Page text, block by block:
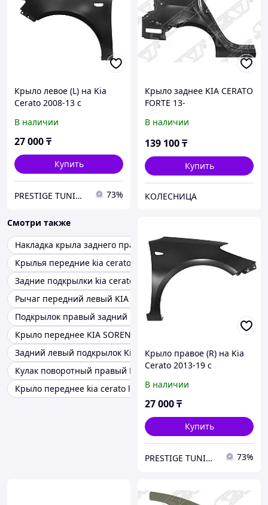
Крыло левое (L) на Kia
Cerato 2008-13 с
В наличии
27 000₸
Купить
PRESTIGE TUNING 73%
Крыло заднее KIA CERATO
FORTE 13-
В наличии
139 100₸
Купить
КОЛЕСНИЦА
Смотри также
Накладка крыла заднего правого kia sportage
Крылья передние kia cerato
Задние подкрылки kia cerato
Рычаг передний левый KIA Cerato I
Подкрылок правый задний kia sorento
Крыло переднее KIA SORENTO
Задний левый подкрылок Kia Sportage Sl
Кулак поворотный правый Kia Cerato
Крыло переднее kia cerato ld
Крыло правое (R) на Kia
Cerato 2013-19 с
повторитель (SAT TW)
В наличии
27 000₸
Купить
PRESTIGE TUNING 73%